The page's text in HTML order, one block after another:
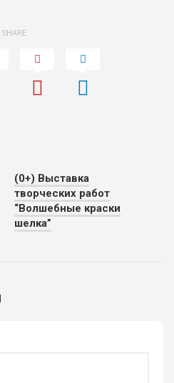
SHARE
(0+) Выставка
творческих работ
“Волшебные краски
шелка”